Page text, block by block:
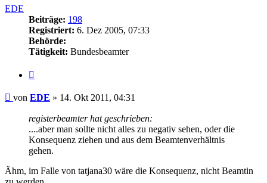
EDE
Beiträge: 198
Registriert: 6. Dez 2005, 07:33
Behörde:
Tätigkeit: Bundesbeamter
Beitrag
von EDE » 14. Okt 2011, 04:31
registerbeamter hat geschrieben:
....aber man sollte nicht alles zu negativ sehen, oder die
Konsequenz ziehen und aus dem Beamtenverhältnis
gehen.
Ähm, im Falle von tatjana30 wäre die Konsequenz, nicht Beamtin